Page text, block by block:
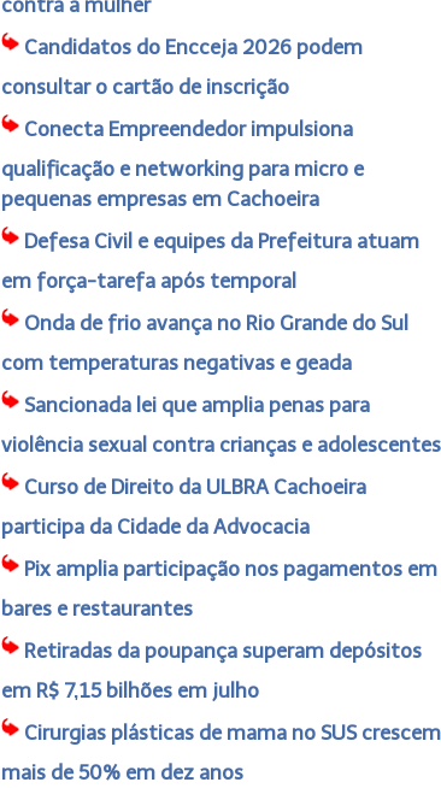
contra a mulher
Candidatos do Encceja 2026 podem
consultar o cartão de inscrição
Conecta Empreendedor impulsiona
qualificação e networking para micro e
pequenas empresas em Cachoeira
Defesa Civil e equipes da Prefeitura atuam
em força-tarefa após temporal
Onda de frio avança no Rio Grande do Sul
com temperaturas negativas e geada
Sancionada lei que amplia penas para
violência sexual contra crianças e adolescentes
Curso de Direito da ULBRA Cachoeira
participa da Cidade da Advocacia
Pix amplia participação nos pagamentos em
bares e restaurantes
Retiradas da poupança superam depósitos
em R$ 7,15 bilhões em julho
Cirurgias plásticas de mama no SUS crescem
mais de 50% em dez anos